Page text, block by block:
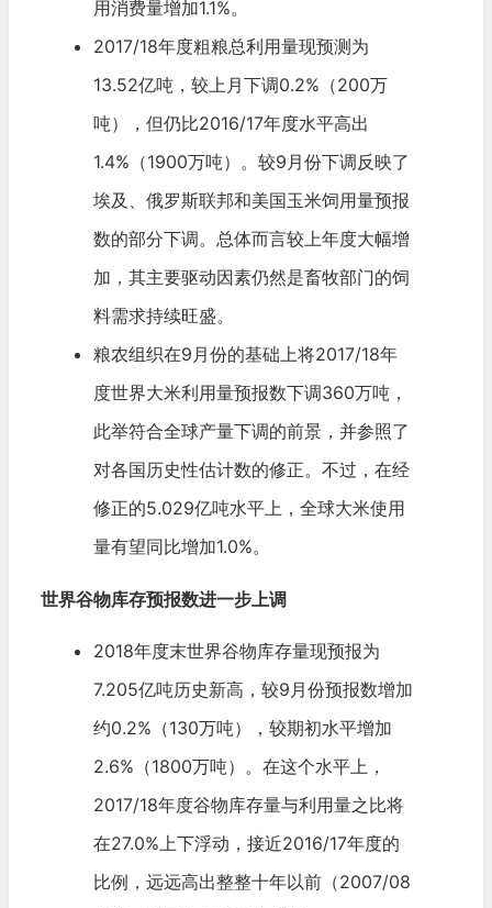
用消费量增加1.1%。
2017/18年度粗粮总利用量现预测为
13.52亿吨，较上月下调0.2%（200万
吨），但仍比2016/17年度水平高出
1.4%（1900万吨）。较9月份下调反映了
埃及、俄罗斯联邦和美国玉米饲用量预报
数的部分下调。总体而言较上年度大幅增
加，其主要驱动因素仍然是畜牧部门的饲
料需求持续旺盛。
粮农组织在9月份的基础上将2017/18年
度世界大米利用量预报数下调360万吨，
此举符合全球产量下调的前景，并参照了
对各国历史性估计数的修正。不过，在经
修正的5.029亿吨水平上，全球大米使用
量有望同比增加1.0%。
世界谷物库存预报数进一步上调
2018年度末世界谷物库存量现预报为
7.205亿吨历史新高，较9月份预报数增加
约0.2%（130万吨），较期初水平增加
2.6%（1800万吨）。在这个水平上，
2017/18年度谷物库存量与利用量之比将
在27.0%上下浮动，接近2016/17年度的
比例，远远高出整整十年以前（2007/08